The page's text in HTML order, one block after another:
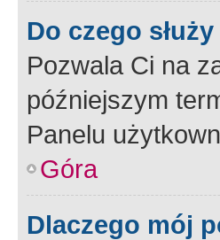
Do czego
Pozwala Ci na
późniejszym
Panelu
Góra
Dlaczego mój